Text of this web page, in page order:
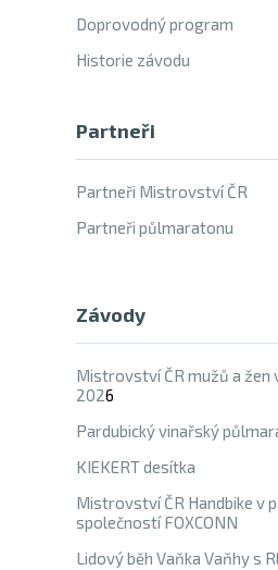
Doprovodný program
Historie závodu
Partneři
Partneři Mistrovství ČR
Partneři půlmaratonu
Závody
Mistrovství ČR mužů a žen
2026
Pardubický vinařský
KIEKERT desítka
Mistrovství ČR Handbike v
společností FOXCONN
Lidový běh Vaňka Vaňhy s